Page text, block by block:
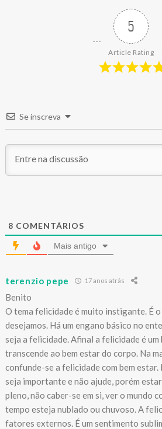
5
Article Rating
Se inscreva
8 COMENTÁRIOS
Mais antigo
terenzio pepe 17 anos atrás
Benito
O tema felicidade é muito instigante. É
desejamos. Há um engano básico no
seja a felicidade. Afinal a felicidade é um
transcende ao bem estar do corpo. Na
confunde-se a felicidade com bem estar.
seja importante e não ajude, porém
pleno, não caber-se em si, ver o mundo
tempo esteja nublado ou chuvoso. A
fatores externos. É um sentimento